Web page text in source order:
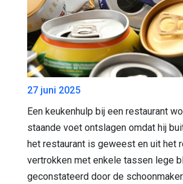
27 juni 2025
Een keukenhulp bij een restaurant
staande voet ontslagen omdat hij
het restaurant is geweest en uit het
vertrokken met enkele tassen lege
geconstateerd door de